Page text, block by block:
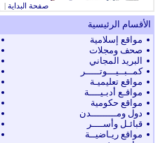
صفحة البداية |
الأقسام الرئيسية
مواقع إسلامية
صحف ومجلات
البريد المجاني
كمــبــيـــوتـــــر
مواقع تعليميـة
مواقـع أدبـيــــة
مواقع حكومية
دول ومـــــــــدن
قبائـل وأســــر
مواقع ريـاضيــة